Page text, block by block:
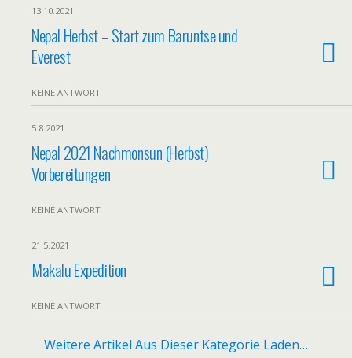
13.10.2021
Nepal Herbst – Start zum Baruntse und
Everest
KEINE ANTWORT
5.8.2021
Nepal 2021 Nachmonsun (Herbst)
Vorbereitungen
KEINE ANTWORT
21.5.2021
Makalu Expedition
KEINE ANTWORT
Weitere Artikel Aus Dieser Kategorie Laden…